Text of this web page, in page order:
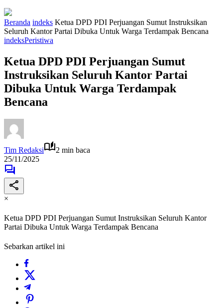
Beranda indeks Ketua DPD PDI Perjuangan Sumut Instruksikan
Seluruh Kantor Partai Dibuka Untuk Warga Terdampak Bencana
indeksPeristiwa
Ketua DPD PDI Perjuangan Sumut
Instruksikan Seluruh Kantor Partai
Dibuka Untuk Warga Terdampak
Bencana
Tim Redaksi
2 min baca
25/11/2025
×
Ketua DPD PDI Perjuangan Sumut Instruksikan Seluruh Kantor
Partai Dibuka Untuk Warga Terdampak Bencana
Sebarkan artikel ini